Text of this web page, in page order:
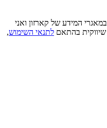
המידע של קארזון ואני
בהתאם לתנאי השימוש,